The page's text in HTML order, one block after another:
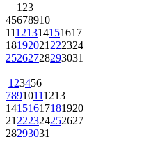
1 23
45678910
11121314151617
18192021 222324
25262728293031
1 23456
78910111213
14151617181920
21 222324252627
28293031